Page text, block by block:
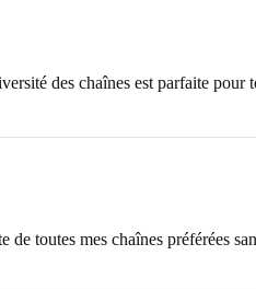
des chaînes est parfaite pour
toutes mes chaînes préférées